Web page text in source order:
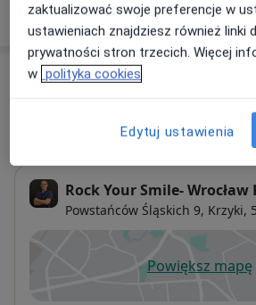
W jaki sposób ustalane są ceny?
Adresy (6)
Adres 2 Adres 3
Rock Your Smile- Wrocław
Powstańców Śląskich 9, Krzyki,
Powiększ mapę
otwiera
zaktualizować swoje preferencje w
ustawieniach znajdziesz również linki
prywatności stron trzecich. Więcej
w polityka cookies
Edytuj ustawienia